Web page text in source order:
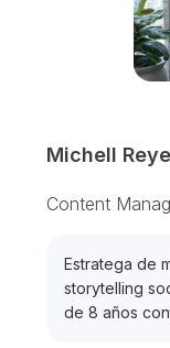
Michell
Content
Estratega de
storytelling
de 8 años